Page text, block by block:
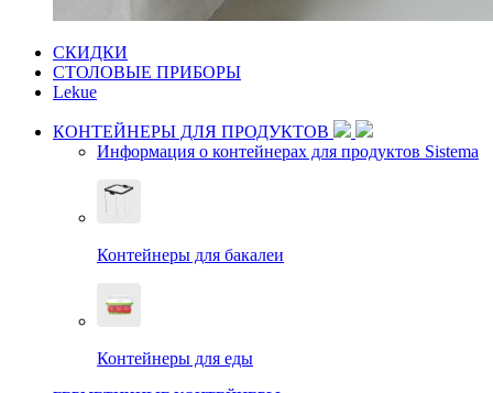
СКИДКИ
СТОЛОВЫЕ ПРИБОРЫ
Lekue
КОНТЕЙНЕРЫ ДЛЯ ПРОДУКТОВ
Информация о контейнерах для продуктов Sistema
Контейнеры для бакалеи
Контейнеры для еды